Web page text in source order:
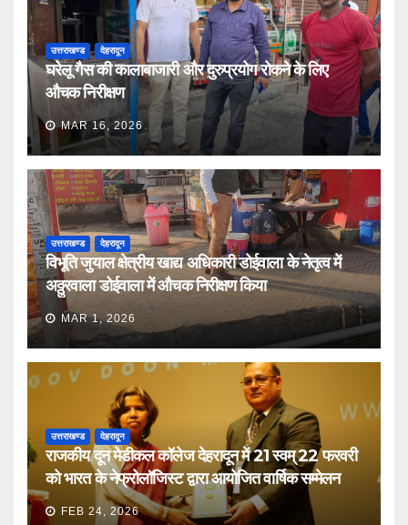
उत्तराखण्ड देहरादून
घरेलू गैस की कालाबाजारी और दुरुप्रयोग रोकने के लिए
औचक निरीक्षण
MAR 16, 2026
उत्तराखण्ड देहरादून
विभूति जुयाल क्षेत्रीय खाद्य अधिकारी डोईवाला के नेतृत्व में
अठ्ठुरवाला डोईवाला में औचक निरीक्षण किया
MAR 1, 2026
उत्तराखण्ड देहरादून
राजकीय दून मेडीकल कॉलेज देहरादून में 21 स्वम् 22 फरवरी
को भारत के नेफ्रोलॉजिस्ट द्वारा आयोजित वार्षिक सम्मेलन
FEB 24, 2026